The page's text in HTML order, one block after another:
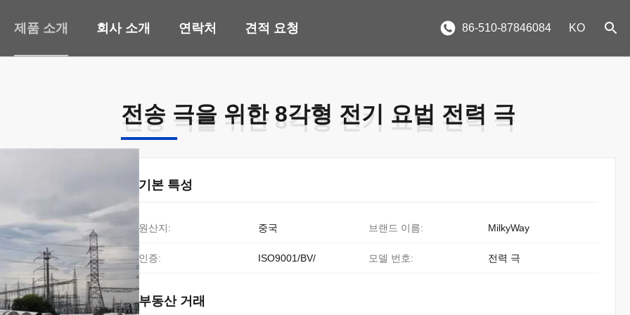
제품 소개 회사 소개 연락처 견적 요청 86-510-87846084 KO
전송 극을 위한 8각형 전기 요법 전력 극
전송 극을 위한 8각형 전기 요법 전력 극
기본 특성
원산지: 중국 브랜드 이름: MilkyWay
인증: ISO9001/BV/ 모델 번호: 전력 극
부동산 거래